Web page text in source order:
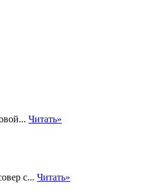
Читать»
с... Читать»